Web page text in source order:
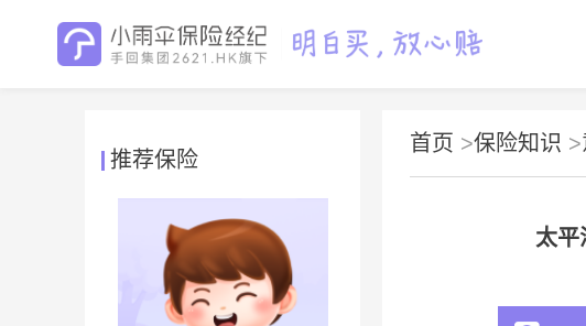
推荐保险
首页 >保险知识 >
太平